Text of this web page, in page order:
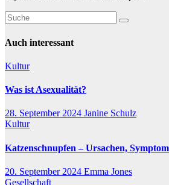
Auch interessant
Kultur
Was ist Asexualität?
28. September 2024 Janine Schulz
Kultur
Katzenschnupfen – Ursachen,
20. September 2024 Emma Jones
Gesellschaft